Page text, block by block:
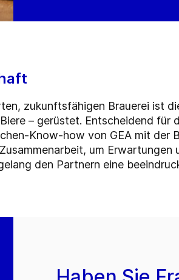
zukunftsfähigen Brauerei ist
– gerüstet. Entscheidend für
Know-how von GEA mit der
um Erwartungen
den Partnern eine